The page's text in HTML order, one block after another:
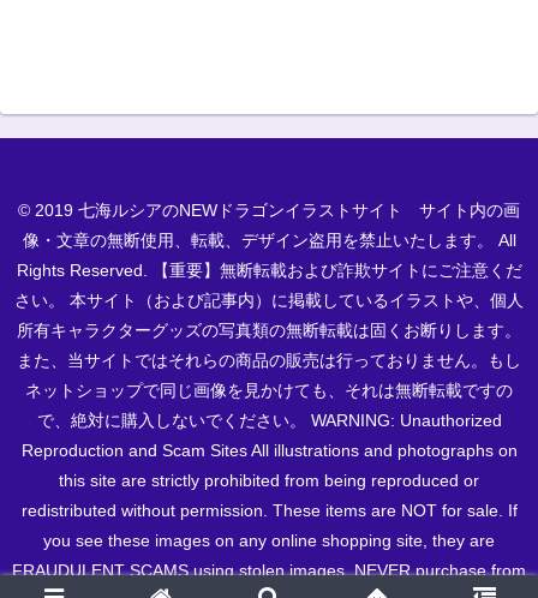
© 2019 七海ルシアのNEWドラゴンイラストサイト サイト内の画
像・文章の無断使用、転載、デザイン盗用を禁止いたします。 All
Rights Reserved. 【重要】無断転載および詐欺サイトにご注意くだ
さい。 本サイト（および記事内）に掲載しているイラストや、個人
所有キャラクターグッズの写真類の無断転載は固くお断りします。
また、当サイトではそれらの商品の販売は行っておりません。もし
ネットショップで同じ画像を見かけても、それは無断転載ですの
で、絶対に購入しないでください。 WARNING: Unauthorized
Reproduction and Scam Sites All illustrations and photographs on
this site are strictly prohibited from being reproduced or
redistributed without permission. These items are NOT for sale. If
you see these images on any online shopping site, they are
FRAUDULENT SCAMS using stolen images. NEVER purchase from